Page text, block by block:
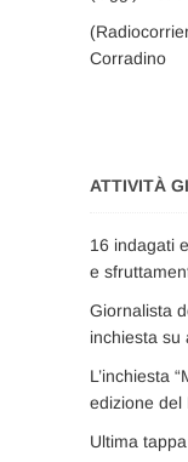
Corradino
ATTIVITÀ
16 indagati
e
Giornalista
inchiesta su
L’inchiesta
edizione del
Ultima